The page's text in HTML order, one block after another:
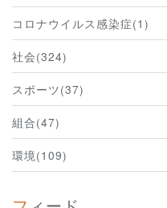
コロナウイルス感染症(1)
社会(324)
スポーツ(37)
組合(47)
環境(109)